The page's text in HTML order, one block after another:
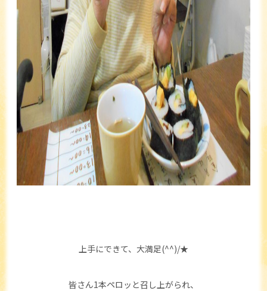
上手にできて、大満足(^^)/★
皆さん1本ペロッと召し上がられ、